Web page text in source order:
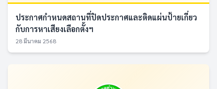
ประกาศกำหนดสถานที่ปิดประกาศและติดแผ่นป้ายเกี่ยว
กับการหาเสียงเลือกตั้งฯ
28 มีนาคม 2568